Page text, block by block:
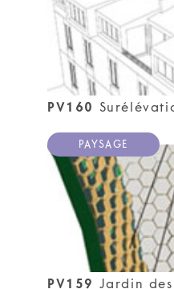
PV160
PV159 Jardin
PAYSAGE